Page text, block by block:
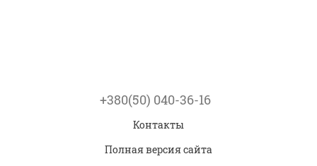
+380(50) 040-36-16
Контакты
Полная версия сайта